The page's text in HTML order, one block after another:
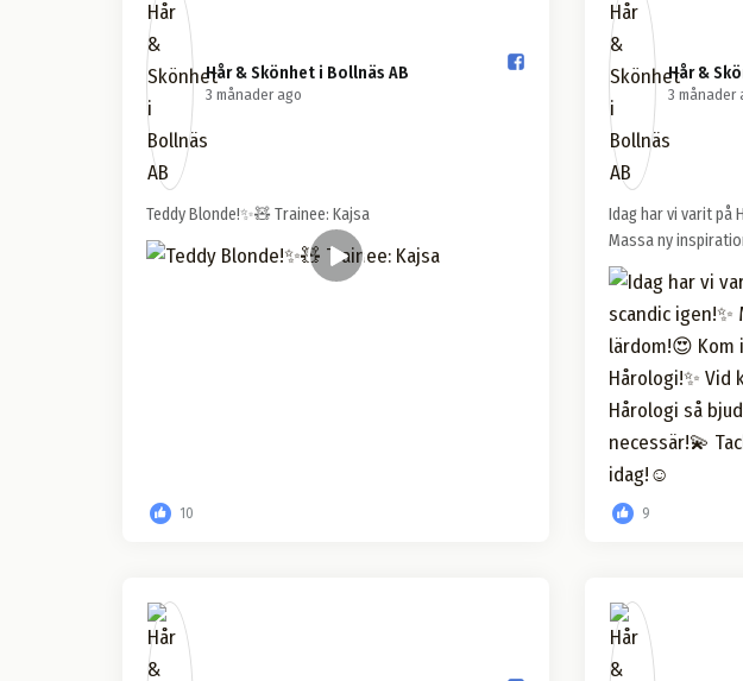
Hår & Skönhet i Bollnäs AB️
3 månader ago
Teddy Blonde!✨🧸 Trainee: Kajsa
10
Hår &
3 månader
Idag har vi varit på
Massa ny
9